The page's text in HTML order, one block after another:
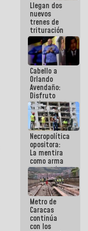
Llegan dos
nuevos
trenes de
trituración
para
optimizar
manejo de
escombros
en La Guaira
Cabello a
Orlando
Avendaño:
Disfruto
cada vez
que escribes
porque lo
que haces
es
embarrarla
Necropolítica
opositora:
La mentira
como arma
contra el
Pueblo
Metro de
Caracas
continúa
con los